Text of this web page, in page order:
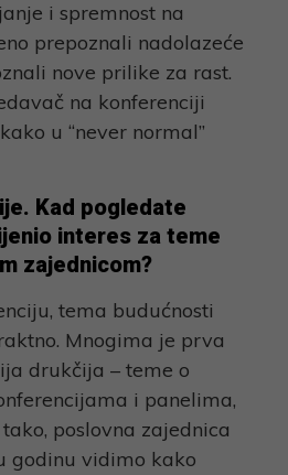
i spremnost na
prepoznali nadolazeće
nove prilike za rast.
na konferenciji
u “never normal”
Kad pogledate
interes za teme
zajednicom?
tema budućnosti
Mnogima je prva
drukčija – teme o
i panelima,
poslovna zajednica
godinu vidimo kako